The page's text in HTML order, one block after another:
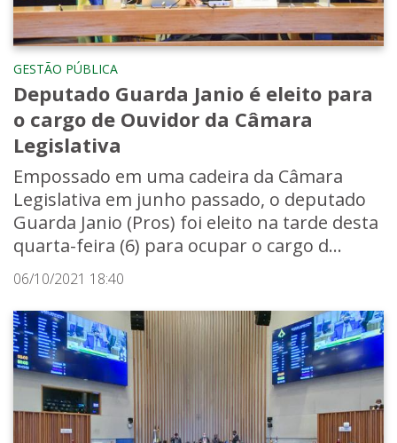
GESTÃO PÚBLICA
Deputado Guarda Janio é eleito para
o cargo de Ouvidor da Câmara
Legislativa
Empossado em uma cadeira da Câmara
Legislativa em junho passado, o deputado
Guarda Janio (Pros) foi eleito na tarde desta
quarta-feira (6) para ocupar o cargo d...
06/10/2021 18:40